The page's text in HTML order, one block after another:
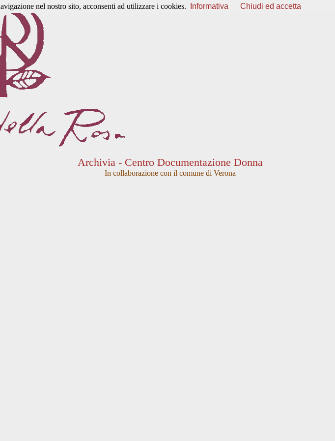
Archivia - Centro Documentazione Donna
In collaborazione con il comune di Verona
nel nostro sito, acconsenti ad utilizzare i cookies. Informativa Chiudi ed accetta